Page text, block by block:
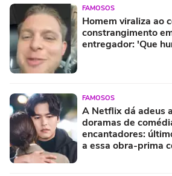
FAMOSOS
Homem viraliza ao
constrangimento
entregador: 'Que
FAMOSOS
A Netflix dá adeus
doramas de
encantadores:
a essa obra-prima